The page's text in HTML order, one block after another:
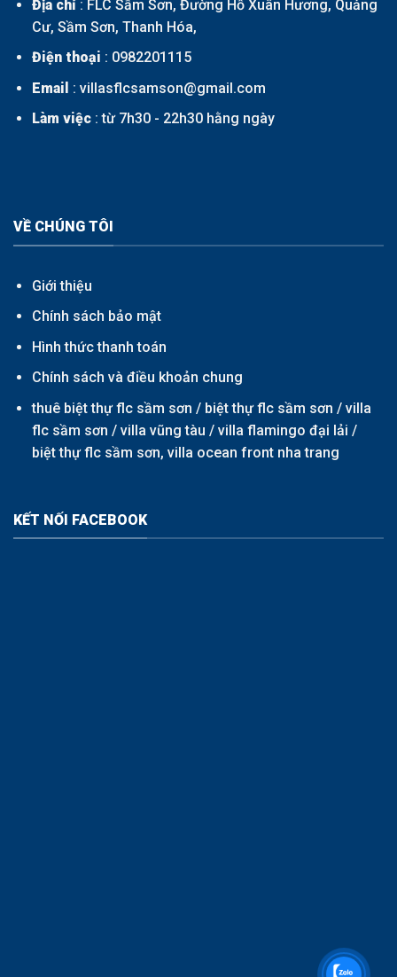
Địa chỉ: FLC Sầm Sơn, Đường Hồ Xuân Hương, Quảng
Cư, Sầm Sơn, Thanh Hóa,
Điện thoại : 0982201115
Email : villasflcsamson@gmail.com
Làm việc: từ 7h30 - 22h30 hằng ngày
VỀ CHÚNG TÔI
Giới thiệu
Chính sách bảo mật
Hình thức thanh toán
Chính sách và điều khoản chung
thuê biệt thự flc sầm sơn / biệt thự flc sầm sơn / villa
flc sầm sơn / villa vũng tàu / villa flamingo đại lải /
biệt thự flc sầm sơn, villa ocean front nha trang
KẾT NỐI FACEBOOK